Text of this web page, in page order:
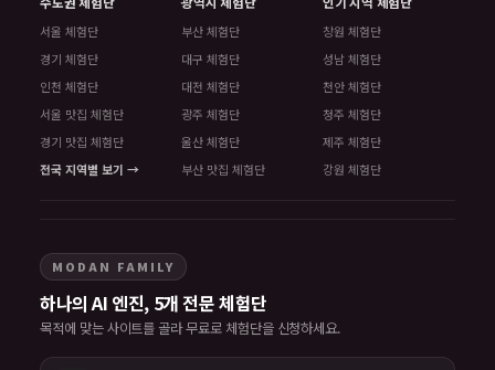
서울 체험단
경기 체험단
인천 체험단
서울 맛집 체험단
경기 맛집 체험단
전국 지역별 보기 →
부산 체험단
대구 체험단
대전 체험단
광주 체험단
울산 체험단
부산 맛집 체험단
창원 체험단
성남 체험단
천안 체험단
청주 체험단
제주 체험단
강원 체험단
MODAN FAMILY
하나의 AI 엔진, 5개 전문 체험단
목적에 맞는 사이트를 골라 무료로 체험단을 신청하세요.